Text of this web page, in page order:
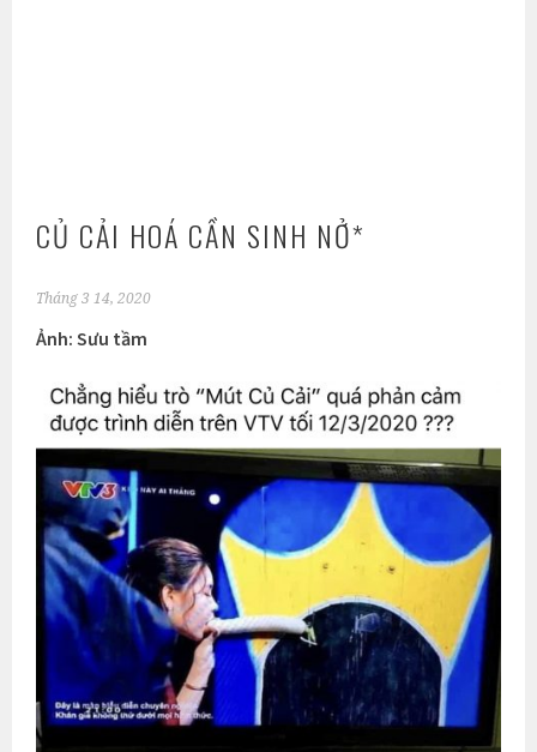
CỦ CẢI HOÁ CẦN SINH NỞ*
Tháng 3 14, 2020
Ảnh: Sưu tầm